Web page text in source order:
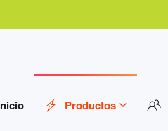
Productos